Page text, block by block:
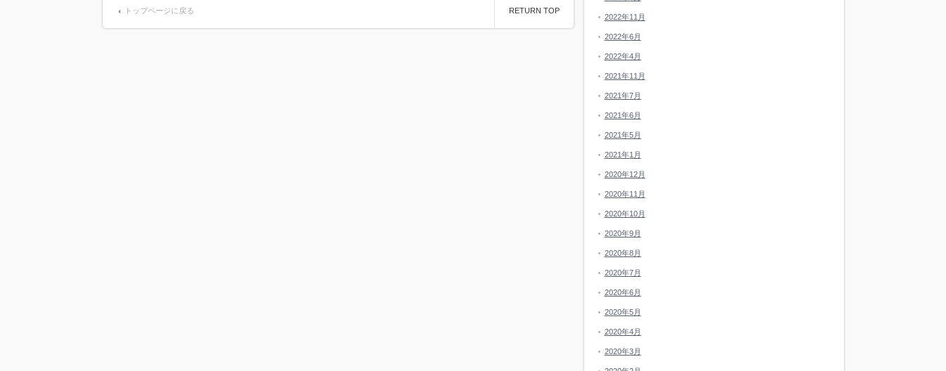
トップページに戻る RETURN TOP
2022年11月
2022年6月
2022年4月
2021年11月
2021年7月
2021年6月
2021年5月
2021年1月
2020年12月
2020年11月
2020年10月
2020年9月
2020年8月
2020年7月
2020年6月
2020年5月
2020年4月
2020年3月